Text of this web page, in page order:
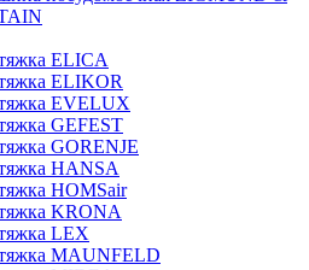
ELICA
ELIKOR
EVELUX
GEFEST
GORENJE
HANSA
HOMSair
KRONA
LEX
MAUNFELD